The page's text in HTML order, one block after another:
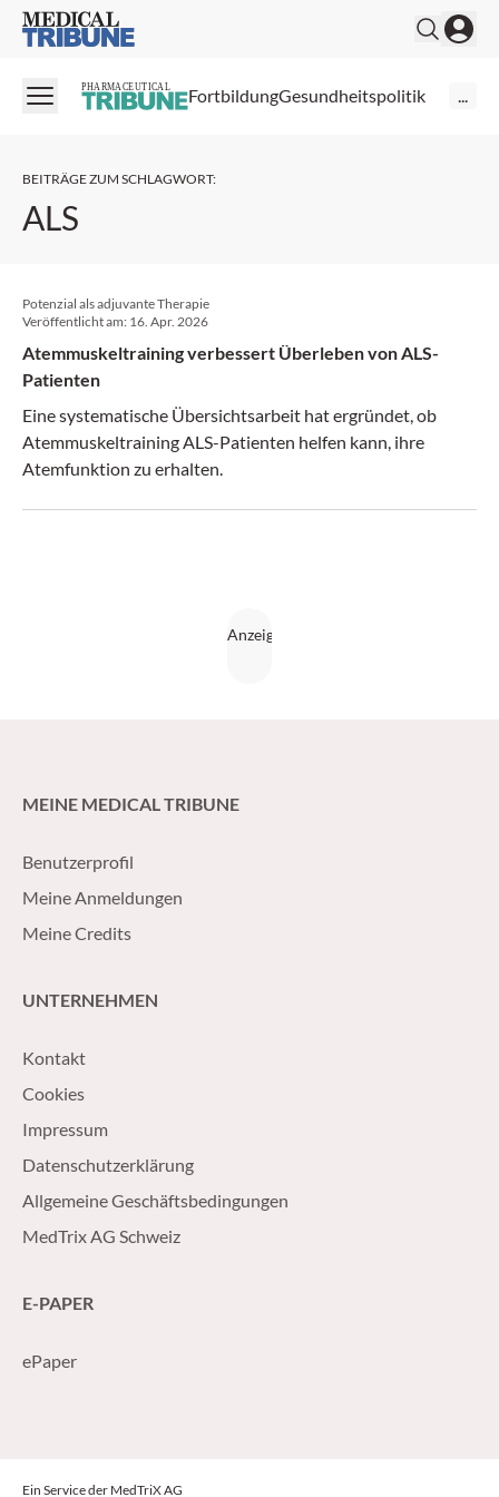
Medical Tribune
PHARMACEUTICAL FortbildungGesundheitspolitik ...
BEITRÄGE ZUM SCHLAGWORT:
ALS
Potenzial als adjuvante Therapie
Veröffentlicht am: 16. Apr. 2026
Atemmuskeltraining verbessert Überleben von ALS-
Patienten
Eine systematische Übersichtsarbeit hat ergründet, ob
Atemmuskeltraining ALS-Patienten helfen kann, ihre
Atemfunktion zu erhalten.
MEINE MEDICAL TRIBUNE
Benutzerprofil
Meine Anmeldungen
Meine Credits
UNTERNEHMEN
Kontakt
Cookies
Impressum
Datenschutzerklärung
Allgemeine Geschäftsbedingungen
MedTrix AG Schweiz
E-PAPER
ePaper
Ein Service der MedTriX AG